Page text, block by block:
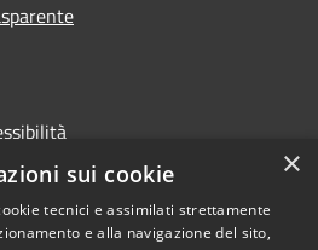
×
sui cookie
tecnici e assimilati strettamente
e alla navigazione del sito,